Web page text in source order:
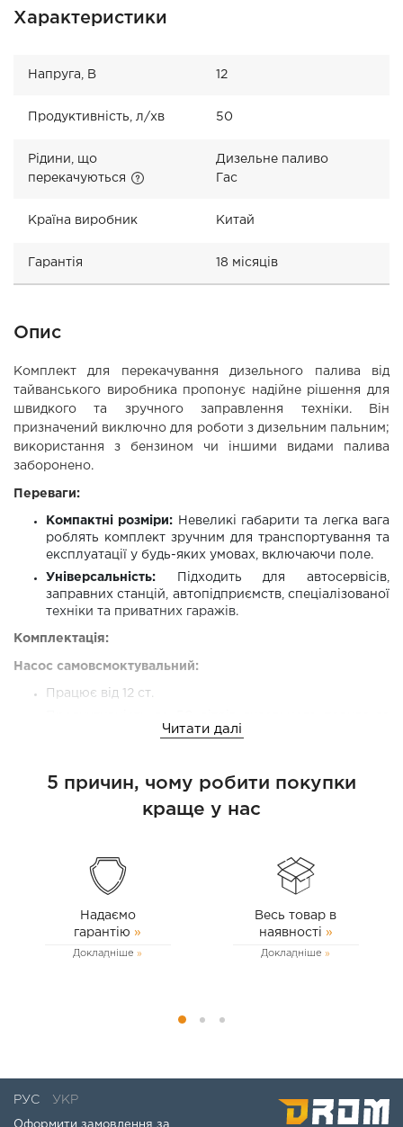
Характеристики
Напруга, В 12
Продуктивність, л/хв 50
Рідини, що
перекачуються
Дизельне паливо
Гас
Країна виробник Китай
Гарантія 18 місяців
Опис
Комплект для перекачування дизельного палива від
тайванського виробника пропонує надійне рішення для
швидкого та зручного заправлення техніки. Він
призначений виключно для роботи з дизельним пальним;
використання з бензином чи іншими видами палива
заборонено.
Переваги:
Компактні розміри: Невеликі габарити та легка вага
роблять комплект зручним для транспортування та
експлуатації у будь-яких умовах, включаючи поле.
Універсальність: Підходить для автосервісів,
заправних станцій, автопідприємств, спеціалізованої
техніки та приватних гаражів.
Комплектація:
Насос самовсмоктувальний:
Працює від 12 ст.
Вбудований клапан перепуску для додаткової
Забезпечує автоматичне вимкнення під час
заповнення бака.
Шланги для подачі та розподілу палива.
працює з дизельним паливом, забезпечуючи швидке та
Читати далі
5 причин, чому робити покупки
краще у нас
Надаємо
гарантію »
Докладніше
Весь товар в
наявності »
Докладніше
РУС УКР
Оформити замовлення за